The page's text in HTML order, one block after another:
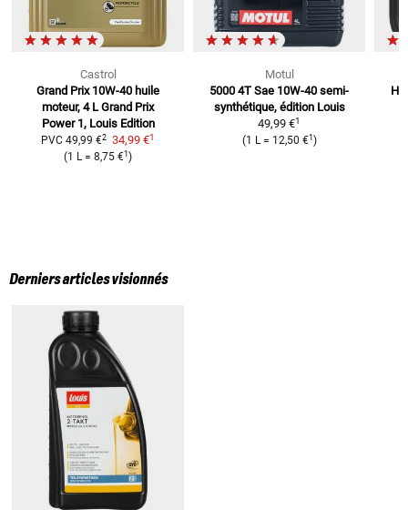
Castrol
Grand Prix 10W-40 huile
moteur, 4 L Grand Prix
Power 1, Louis Edition
PVC 49,99 €2 34,99 €1
(1 L=8,75 €1)
Motul
5000 4T Sae 10W-40 semi-
synthétique, édition Louis
49,99 €1
(1 L= 12,50 €1 )
Derniers articles visionnés